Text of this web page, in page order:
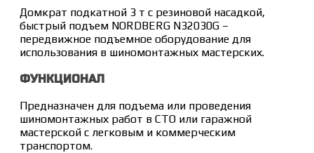
Домкрат подкатной 3 т с резиновой насадкой,
быстрый подъем NORDBERG N32030G –
передвижное подъемное оборудование для
использования в шиномонтажных мастерских.
ФУНКЦИОНАЛ
Предназначен для подъема или проведения
шиномонтажных работ в СТО или гаражной
мастерской с легковым и коммерческим
транспортом.